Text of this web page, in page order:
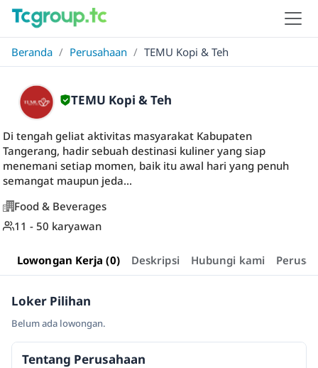
Beranda / Perusahaan / TEMU Kopi & Teh
TEMU Kopi & Teh
Di tengah geliat aktivitas masyarakat Kabupaten
Tangerang, hadir sebuah destinasi kuliner yang siap
menemani setiap momen, baik itu awal hari yang penuh
semangat maupun jeda...
Food & Beverages
11 - 50 karyawan
Lowongan Kerja (0) Deskripsi Hubungi kami
Loker Pilihan
Belum ada lowongan.
Tentang Perusahaan